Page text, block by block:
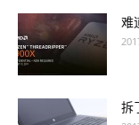
难
拆